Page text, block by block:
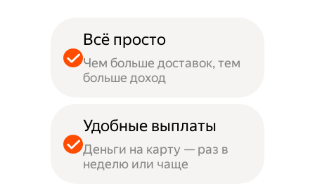
Всё просто
Чем больше доставок, тем
больше доход
Удобные выплаты
Деньги на карту — раз в
неделю или чаще